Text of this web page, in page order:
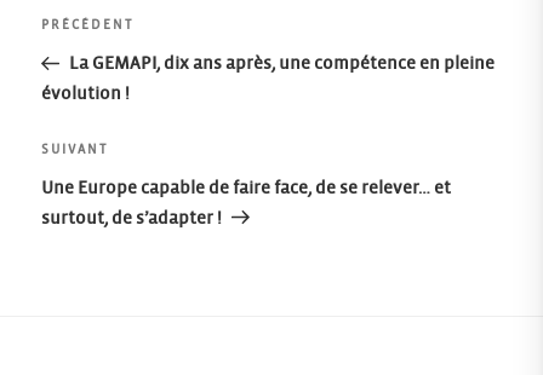
Navigation
de
l’article
Article
précédent
PRÉCÉDENT
La GEMAPI, dix ans après, une compétence en pleine
évolution !
Article
suivant
SUIVANT
Une Europe capable de faire face, de se relever… et
surtout, de s’adapter !